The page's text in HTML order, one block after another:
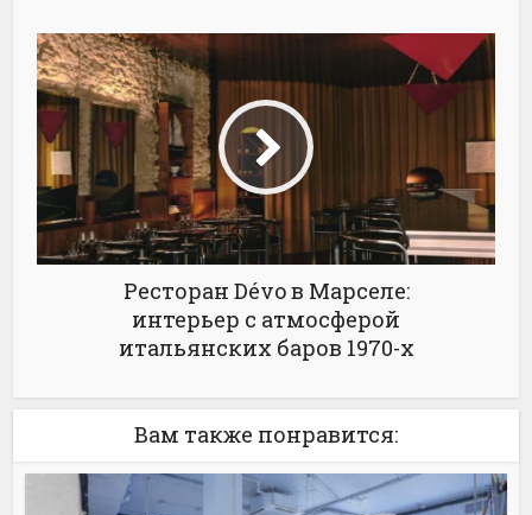
Ресторан Dévo в Марселе:
интерьер с атмосферой
итальянских баров 1970-х
Вам также понравится: